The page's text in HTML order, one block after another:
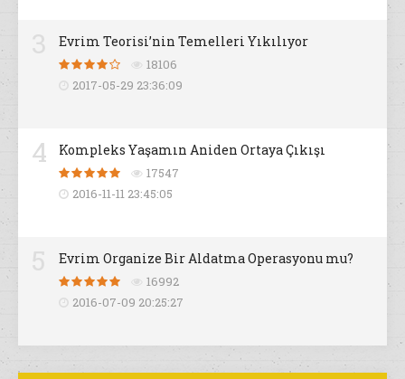
Evrim Teorisi’nin Temelleri Yıkılıyor
18106
2017-05-29 23:36:09
4 Kompleks Yaşamın Aniden Ortaya Çıkışı
17547
2016-11-11 23:45:05
Evrim Organize Bir Aldatma Operasyonu mu?
16992
2016-07-09 20:25:27